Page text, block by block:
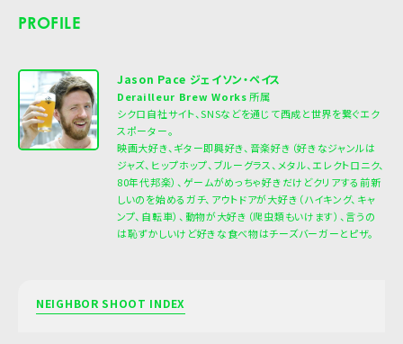
PROFILE
Jason Pace ジェイソン・ペイス
Derailleur Brew Works 所属
シクロ自社サイト、SNSなどを通じて西成と世界を繋ぐエク
スポーター。
映画大好き、ギター即興好き、音楽好き（好きなジャンルは
ジャズ、ヒップホップ、ブルーグラス、メタル、エレクトロニク、
80年代邦楽）、ゲームがめっちゃ好きだけどクリアする前新
しいのを始めるガチ、アウトドアが大好き（ハイキング、キャ
ンプ、自転車）、動物が大好き（爬虫類もいけます）、言うの
は恥ずかしいけど好きな食べ物はチーズバーガーとピザ。
NEIGHBOR SHOOT INDEX